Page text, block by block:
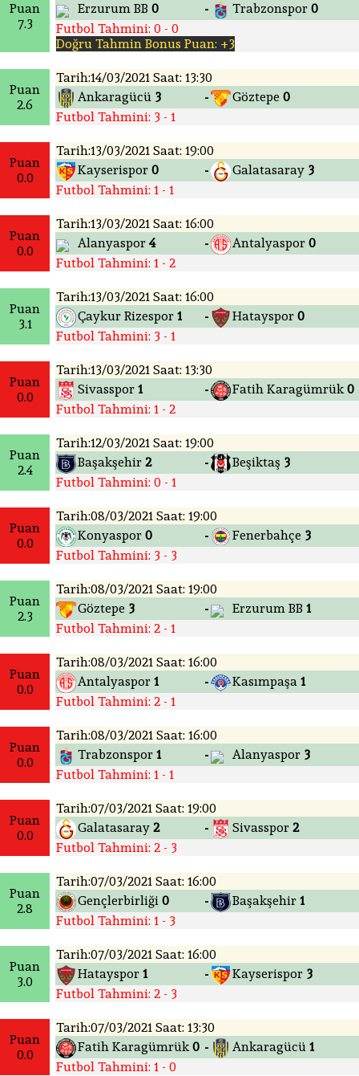
Puan
7.3
Erzurum BB 0 - Trabzonspor 0
Futbol Tahmini: 0 - 0
Doğru Tahmin Bonus Puan: +3
Puan
2.6
Tarih:14/03/2021 Saat: 13:30
Ankaragücü 3 - Göztepe 0
Futbol Tahmini: 3 - 1
Puan
0.0
Tarih:13/03/2021 Saat: 19:00
Kayserispor 0 - Galatasaray 3
Futbol Tahmini: 1 - 1
Puan
0.0
Tarih:13/03/2021 Saat: 16:00
Alanyaspor 4 - Antalyaspor 0
Futbol Tahmini: 1 - 2
Puan
3.1
Tarih:13/03/2021 Saat: 16:00
Çaykur Rizespor 1 - Hatayspor 0
Futbol Tahmini: 3 - 1
Puan
0.0
Tarih:13/03/2021 Saat: 13:30
Sivasspor 1 - Fatih Karagümrük 0
Futbol Tahmini: 1 - 2
Puan
2.4
Tarih:12/03/2021 Saat: 19:00
Başakşehir 2 - Beşiktaş 3
Futbol Tahmini: 0 - 1
Puan
0.0
Tarih:08/03/2021 Saat: 19:00
Konyaspor 0 - Fenerbahçe 3
Futbol Tahmini: 3 - 3
Puan
2.3
Tarih:08/03/2021 Saat: 19:00
Göztepe 3 - Erzurum BB 1
Futbol Tahmini: 2 - 1
Puan
0.0
Tarih:08/03/2021 Saat: 16:00
Antalyaspor 1 - Kasımpaşa 1
Futbol Tahmini: 2 - 1
Puan
0.0
Tarih:08/03/2021 Saat: 16:00
Trabzonspor 1 - Alanyaspor 3
Futbol Tahmini: 1 - 1
Puan
0.0
Tarih:07/03/2021 Saat: 19:00
Galatasaray 2 - Sivasspor 2
Futbol Tahmini: 2 - 3
Puan
2.8
Tarih:07/03/2021 Saat: 16:00
Gençlerbirliği 0 - Başakşehir 1
Futbol Tahmini: 1 - 3
Puan
3.0
Tarih:07/03/2021 Saat: 16:00
Hatayspor 1 - Kayserispor 3
Futbol Tahmini: 2 - 3
Puan
0.0
Tarih:07/03/2021 Saat: 13:30
Fatih Karagümrük 0 - Ankaragücü 1
Futbol Tahmini: 1 - 0